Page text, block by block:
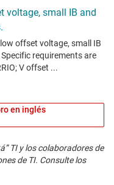
en inglés
TI y los colaboradores de
de TI. Consulte los